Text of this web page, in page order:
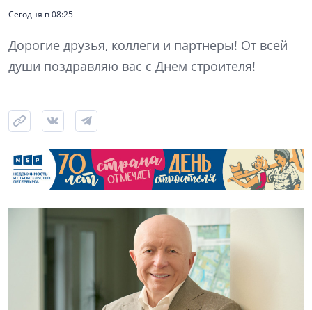
Сегодня в 08:25
Дорогие друзья, коллеги и партнеры! От всей
души поздравляю вас с Днем строителя!